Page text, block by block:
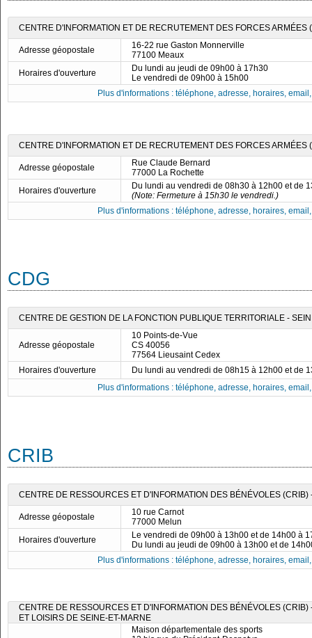
CENTRE D'INFORMATION ET DE RECRUTEMENT DES FORCES ARMÉES
Adresse géopostale
16-22 rue Gaston Monnerville
77100 Meaux
Horaires d'ouverture
Du lundi au jeudi de 09h00 à 17h30
Le vendredi de 09h00 à 15h00
Plus d'informations : téléphone, adresse, horaires,
CENTRE D'INFORMATION ET DE RECRUTEMENT DES FORCES ARMÉES
Adresse géopostale
Rue Claude Bernard
77000 La Rochette
Horaires d'ouverture
Du lundi au vendredi de 08h30 à 12h00 et de
(Note: Fermeture à 15h30 le vendredi.)
Plus d'informations : téléphone, adresse, horaires,
CDG
CENTRE DE GESTION DE LA FONCTION PUBLIQUE TERRITORIALE -
Adresse géopostale
10 Points-de-Vue
CS 40056
77564 Lieusaint Cedex
Horaires d'ouverture
Du lundi au vendredi de 08h15 à 12h00 et de
Plus d'informations : téléphone, adresse, horaires,
CRIB
CENTRE DE RESSOURCES ET D'INFORMATION DES BÉNÉVOLES (CRIB)
Adresse géopostale
10 rue Carnot
77000 Melun
Horaires d'ouverture
Le vendredi de 09h00 à 13h00 et de 14h00 à
Du lundi au jeudi de 09h00 à 13h00 et de
Plus d'informations : téléphone, adresse, horaires,
CENTRE DE RESSOURCES ET D'INFORMATION DES BÉNÉVOLES (CRIB)
ET LOISIRS DE SEINE-ET-MARNE
Maison départementale des sports